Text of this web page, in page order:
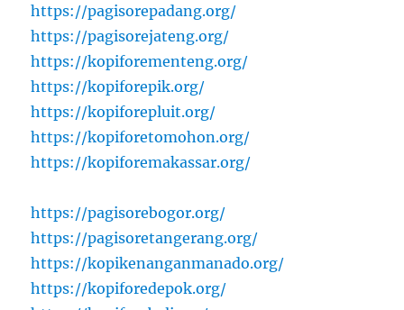
https://pagisorepadang.org/
https://pagisorejateng.org/
https://kopiforementeng.org/
https://kopiforepik.org/
https://kopiforepluit.org/
https://kopiforetomohon.org/
https://kopiforemakassar.org/
https://pagisorebogor.org/
https://pagisoretangerang.org/
https://kopikenanganmanado.org/
https://kopiforedepok.org/